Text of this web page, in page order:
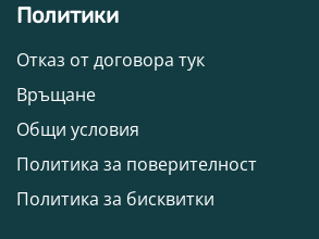
Политики
Отказ от договора тук
Връщане
Общи условия
Политика за поверителност
Политика за бисквитки